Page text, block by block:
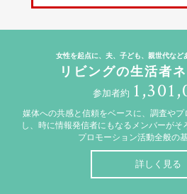
女性を起点に、夫、子ども、親世代など
リビングの生活者
参加者約
媒体への共感と信頼をベースに、調査や
し、時に情報発信者にもなるメンバーがそ
プロモーション活動全般の
詳しく見る